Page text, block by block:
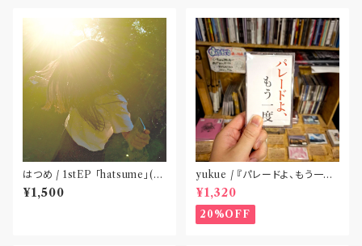
はつめ / 1stEP 「hatsume」(C
D)〝東京〟
¥1,500
yukue / 『パレードよ、もう一度』
(TAPE)
¥1,320
20%OFF